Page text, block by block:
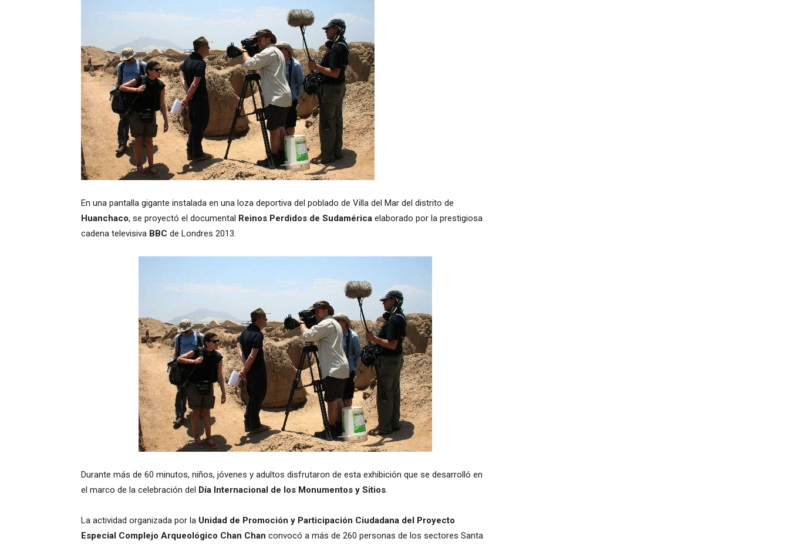
En una pantalla gigante instalada en una loza deportiva del poblado de Villa del Mar del distrito de
Huanchaco, se proyectó el documental Reinos Perdidos de Sudamérica elaborado por la prestigiosa
cadena televisiva BBC de Londres 2013.
Durante más de 60 minutos, niños, jóvenes y adultos disfrutaron de esta exhibición que se desarrolló en
el marco de la celebración del Día Internacional de los Monumentos y Sitios.
La actividad organizada por la Unidad de Promoción y Participación Ciudadana del Proyecto
Especial Complejo Arqueológico Chan Chan convocó a más de 260 personas de los sectores Santa